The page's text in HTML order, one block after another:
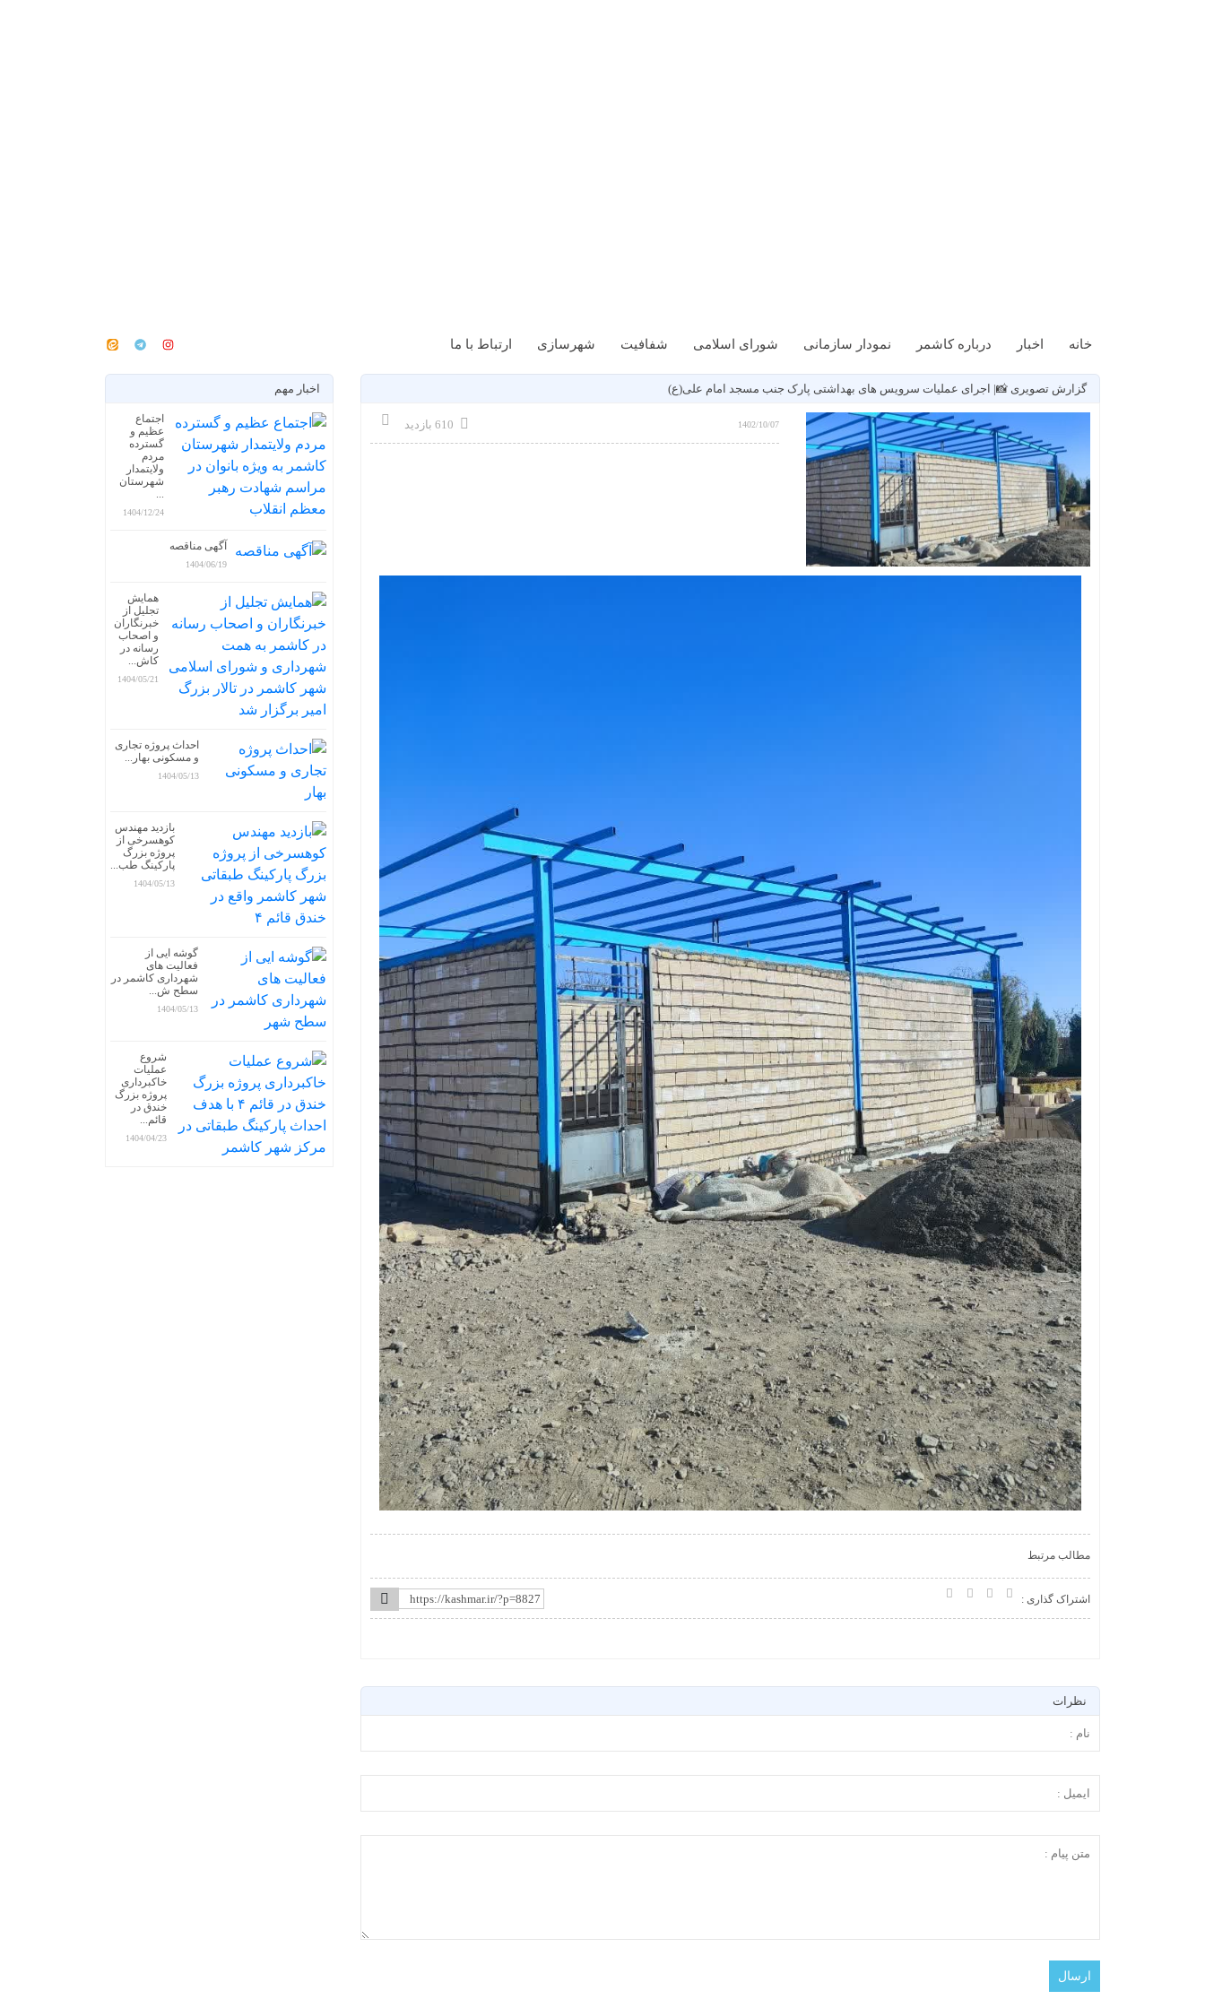
خانه اخبار درباره کاشمر نمودار سازمانی شورای اسلامی شفافیت شهرسازی ارتباط با ما
گزارش تصویری 📸| اجرای عملیات سرویس های بهداشتی پارک جنب مسجد امام علی(ع)
1402/10/07 610 بازدید
مطالب مرتبط
اشتراک گذاری :
نظرات
اخبار مهم
اجتماع
عظیم و
گسترده
مردم
ولایتمدار
شهرستان
...
1404/12/24
آگهی مناقصه
1404/06/19
همایش
تجلیل از
خبرنگاران
و اصحاب
رسانه در
کاش...
1404/05/21
احداث پروژه تجاری
و مسکونی بهار...
1404/05/13
بازدید مهندس
کوهسرخی از
پروژه بزرگ
پارکینگ طب...
1404/05/13
گوشه ایی از
فعالیت های
شهرداری کاشمر در
سطح ش...
1404/05/13
شروع
عملیات
خاکبرداری
پروژه بزرگ
خندق در
قائم...
1404/04/23